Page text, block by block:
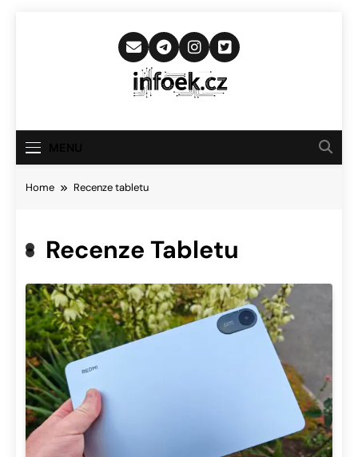
Infoek.cz
Novinkám
Home Recenze tabletu
Recenze Tabletu